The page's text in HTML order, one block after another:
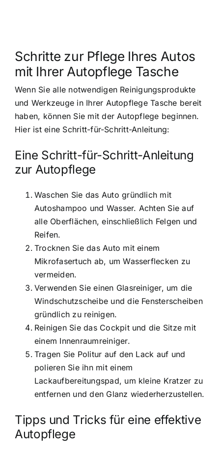
Schritte zur Pflege Ihres Autos
mit Ihrer Autopflege Tasche
Wenn Sie alle notwendigen Reinigungsprodukte
und Werkzeuge in Ihrer Autopflege Tasche bereit
haben, können Sie mit der Autopflege beginnen.
Hier ist eine Schritt-für-Schritt-Anleitung:
Eine Schritt-für-Schritt-Anleitung
zur Autopflege
Waschen Sie das Auto gründlich mit
Autoshampoo und Wasser. Achten Sie auf
alle Oberflächen, einschließlich Felgen und
Reifen.
Trocknen Sie das Auto mit einem
Mikrofasertuch ab, um Wasserflecken zu
vermeiden.
Verwenden Sie einen Glasreiniger, um die
Windschutzscheibe und die Fensterscheiben
gründlich zu reinigen.
Reinigen Sie das Cockpit und die Sitze mit
einem Innenraumreiniger.
Tragen Sie Politur auf den Lack auf und
polieren Sie ihn mit einem
Lackaufbereitungspad, um kleine Kratzer zu
entfernen und den Glanz wiederherzustellen.
Tipps und Tricks für eine effektive
Autopflege